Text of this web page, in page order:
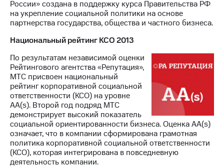
России» создана в поддержку курса Правительства РФ
на укрепление социальной политики на основе
партнерства государства, общества и частного бизнеса.
Национальный рейтинг КСО 2013
По результатам независимой оценки
Рейтингового агентства «Репутация»,
МТС присвоен национальный
рейтинг корпоративной социальной
ответственности (КСО) на уровне
AA(s). Второй год подряд МТС
демонстрирует высокий показатель
социальной ориентированности бизнеса. Оценка AA(s)
означает, что в компании сформирована грамотная
политика корпоративной социальной ответственности
(КСО), которая интегрирована в повседневную
деятельность компании.